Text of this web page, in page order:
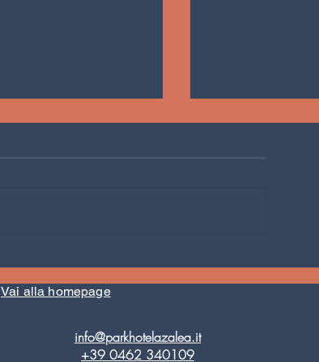
GOODBYE:
STAGIONE
Vai alla homepage
info@parkhotelazalea.it
+39 0462 340109